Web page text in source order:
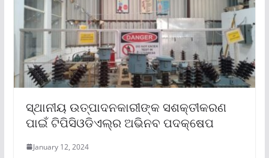
ସ୍ଥାନୀୟ ଉତ୍ପାଦନକାରୀଙ୍କ ସଶକ୍ତୀକରଣ
ପାଇଁ ଟିପିସିଓଡିଏଲ୍‌ର ଅଭିନବ ପଦକ୍ଷେପ
January 12, 2024